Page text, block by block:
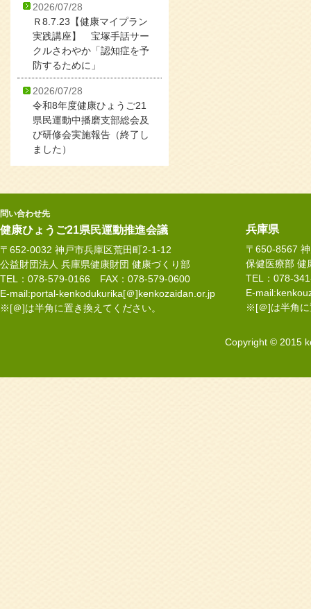
2026/07/28
Ｒ8.7.23【健康マイプラン
実践講座】 宝塚手話サー
クルさわやか「認知症を予
防するために」
2026/07/28
令和8年度健康ひょうご21
県民運動中播磨支部総会及
び研修会実施報告（終了し
ました）
問い合わせ先
健康ひょうご21県民運動推進会議
〒652-0032 神戸市兵庫区荒田町2-1-12
公益財団法人 兵庫県健康財団 健康づくり部
TEL：078-579-0166 FAX：078-579-0600
E-mail:portal-kenkodukurika[＠]kenkozaidan.or.jp
※[＠]は半角に置き換えてください。
兵庫県
〒650-8567
保健医療部 健
TEL：078-
E-
※[＠]は半角に
Copyright © 2015